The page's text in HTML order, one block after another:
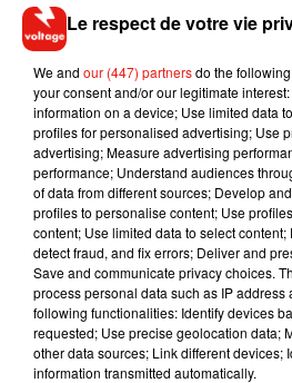
Musique
Le respect de votre vie
We and our (447) partnersdo the
your consent and/or our legitimate
information on a device; Use limited data
profiles for personalised advertising; Use
advertising; Measure advertising
performance; Understand audiences
of data from different sources; Develop
profiles to personalise content; Use
content; Use limited data to select
detect fraud, and fix errors; Deliver and
Save and communicate privacy choices.
process personal data such as IP address
following functionalities: Identify devices
requested; Use precise geolocation data;
other data sources; Link different devices;
information transmitted automatically.